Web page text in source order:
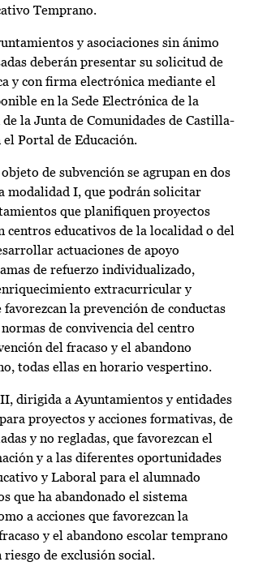
Temprano.
y asociaciones sin ánimo
deberán presentar su solicitud de
y con firma electrónica mediante el
en la Sede Electrónica de la
la Junta de Comunidades de Castilla-
el Portal de Educación.
de subvención se agrupan en dos
modalidad I, que podrán solicitar
que planifiquen proyectos
centros educativos de la localidad o del
actuaciones de apoyo
de refuerzo individualizado,
extracurricular y
favorezcan la prevención de conductas
de convivencia del centro
del fracaso y el abandono
todas ellas en horario vespertino.
dirigida a Ayuntamientos y entidades
proyectos y acciones formativas, de
y no regladas, que favorezcan el
y a las diferentes oportunidades
y Laboral para el alumnado
que ha abandonado el sistema
a acciones que favorezcan la
y el abandono escolar temprano
riesgo de exclusión social.